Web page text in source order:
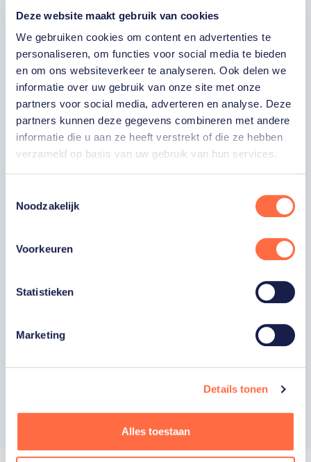
Deze website maakt gebruik van cookies
We gebruiken cookies om content en advertenties te
personaliseren, om functies voor social media te bieden
en om ons websiteverkeer te analyseren. Ook delen we
informatie over uw gebruik van onze site met onze
partners voor social media, adverteren en analyse. Deze
partners kunnen deze gegevens combineren met andere
informatie die u aan ze heeft verstrekt of die ze hebben
verzameld op basis van uw gebruik van hun services.
Noodzakelijk
Voorkeuren
Statistieken
Marketing
Details tonen
Alles toestaan
ACHTERNAAM
E-MAILADRES
TeamNL, het TeamNL Huis, interviews, acties,
kortingen, voorrang op evenementen,
acties van onze commerciële partners en